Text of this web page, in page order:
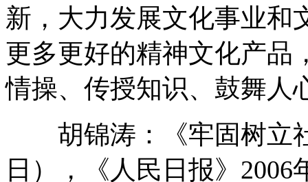
新，大力发展文化事业和
更多更好的精神文化产品
情操、传授知识、鼓舞人
胡锦涛：《牢固树立社
日），《人民日报》2006